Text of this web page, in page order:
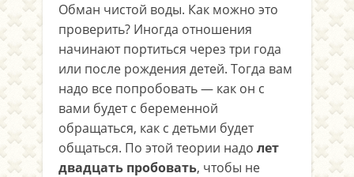
Обман чистой воды. Как можно это
проверить? Иногда отношения
начинают портиться через три года
или после рождения детей. Тогда вам
надо все попробовать — как он с
вами будет с беременной
обращаться, как с детьми будет
общаться. По этой теории надо лет
двадцать пробовать, чтобы не